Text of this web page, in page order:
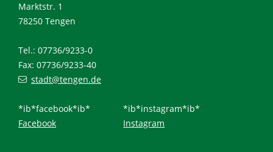
Marktstr. 1
78250 Tengen
Tel.: 07736/9233-0
Fax: 07736/9233-40
stadt@tengen.de
*ib*facebook*ib*
Facebook
*ib*instagram*ib*
Instagram